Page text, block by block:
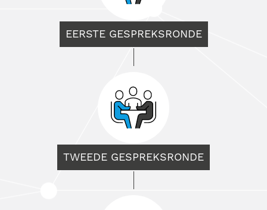
EERSTE GESPREKSRONDE
TWEEDE GESPREKSRONDE